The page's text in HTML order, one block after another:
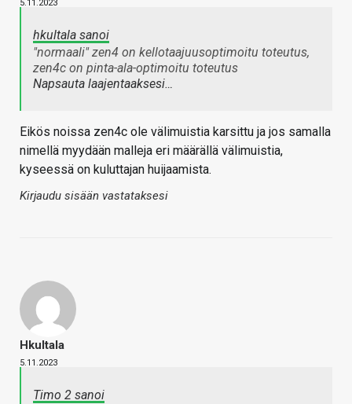
5.11.2023
hkultala sanoi
"normaali" zen4 on kellotaajuusoptimoitu toteutus,
zen4c on pinta-ala-optimoitu toteutus
Napsauta laajentaaksesi…
Eikös noissa zen4c ole välimuistia karsittu ja jos samalla
nimellä myydään malleja eri määrällä välimuistia,
kyseessä on kuluttajan huijaamista.
Kirjaudu sisään vastataksesi
Hkultala
5.11.2023
Timo 2 sanoi